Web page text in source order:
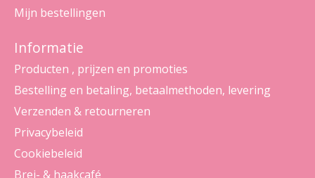
Mijn bestellingen
Informatie
Producten , prijzen en promoties
Bestelling en betaling, betaalmethoden, levering
Verzenden & retourneren
Privacybeleid
Cookiebeleid
Brei- & haakcafé